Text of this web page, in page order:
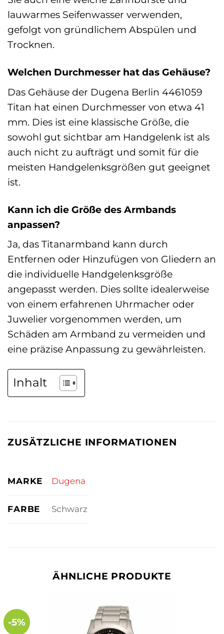
lauwarmes Seifenwasser verwenden,
gefolgt von gründlichem Abspülen und
Trocknen.
Welchen Durchmesser hat das Gehäuse?
Das Gehäuse der Dugena Berlin 4461059
Titan hat einen Durchmesser von etwa 41
mm. Dies ist eine klassische Größe, die
sowohl gut sichtbar am Handgelenk ist als
auch nicht zu aufträgt und somit für die
meisten Handgelenksgrößen gut geeignet
ist.
Kann ich die Größe des Armbands
anpassen?
Ja, das Titanarmband kann durch
Entfernen oder Hinzufügen von Gliedern an
die individuelle Handgelenksgröße
angepasst werden. Dies sollte idealerweise
von einem erfahrenen Uhrmacher oder
Juwelier vorgenommen werden, um
Schäden am Armband zu vermeiden und
eine präzise Anpassung zu gewährleisten.
Inhalt
ZUSÄTZLICHE INFORMATIONEN
MARKE Dugena
FARBE Schwarz
ÄHNLICHE PRODUKTE
-5%